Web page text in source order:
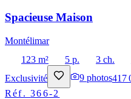
Spacieuse Maison
Montélimar
123 m²
5 p. 3 ch.
Exclusivité
9 photos417
Réf.366-2